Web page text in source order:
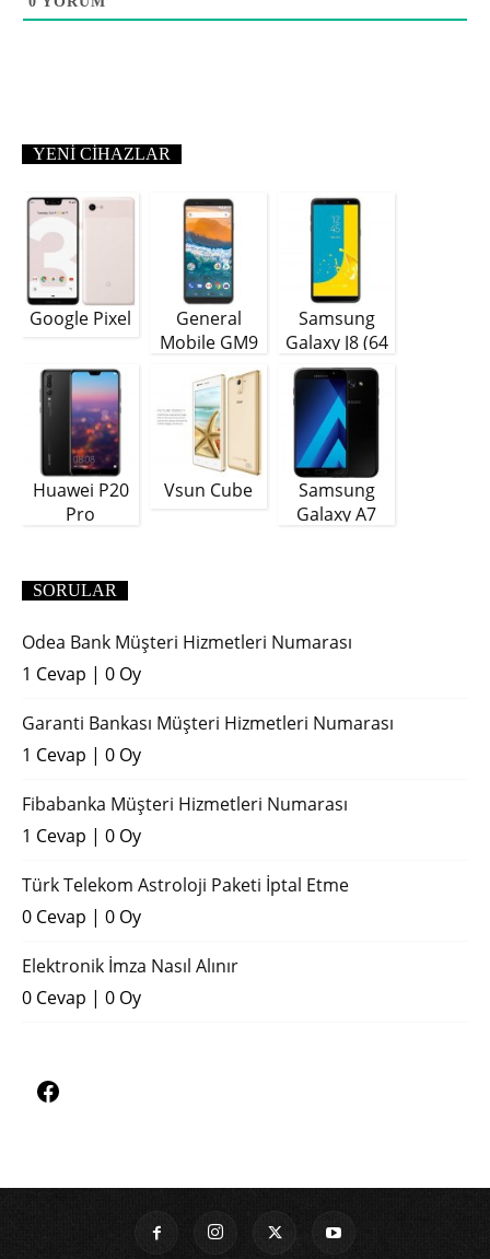
YENI CIHAZLAR
Google Pixel
General
Mobile GM9
Samsung
Galaxy J8 (64
GB)
Huawei P20
Pro
Vsun Cube
Samsung
Galaxy A7
SORULAR
Odea Bank Müşteri Hizmetleri Numarası
1 Cevap | 0 Oy
Garanti Bankası Müşteri Hizmetleri Numarası
1 Cevap | 0 Oy
Fibabanka Müşteri Hizmetleri Numarası
1 Cevap | 0 Oy
Türk Telekom Astroloji Paketi İptal Etme
0 Cevap | 0 Oy
Elektronik İmza Nasıl Alınır
0 Cevap | 0 Oy